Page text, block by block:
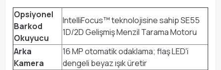
Opsiyonel
Barkod
Okuyucu
IntelliFocus™ teknolojisine sahip SE55
1D/2D Gelişmiş Menzil Tarama Motoru
Arka
Kamera
16 MP otomatik odaklama; flaş LED'i
dengeli beyaz ışık üretir